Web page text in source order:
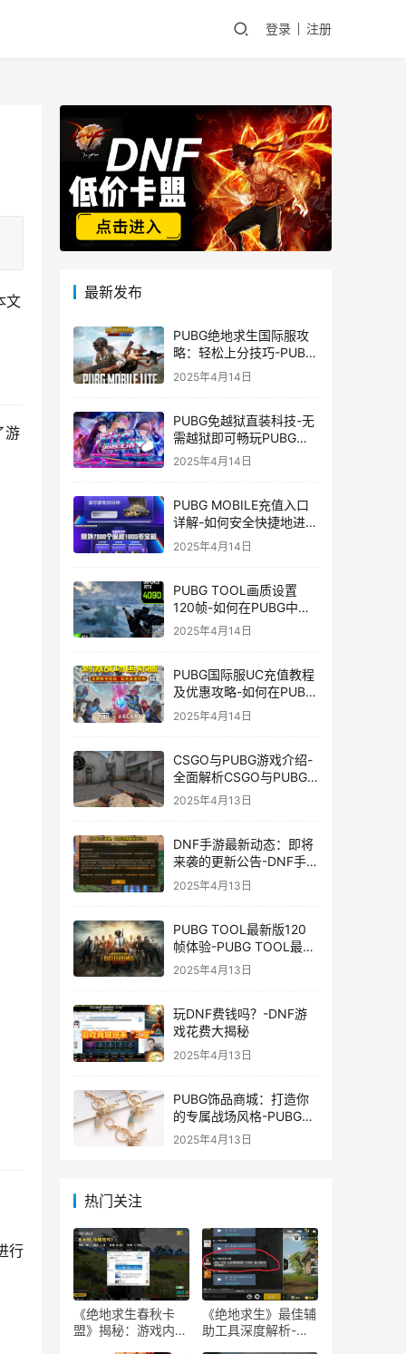
登录 注册
文
游
行
最新发布
PUBG绝地求生国际服攻
略：轻松上分技巧-PUBG
绝地求生国际服新手入门
2025年4月14日
PUBG免越狱直装科技-无
需越狱即可畅玩PUBG的
安装技巧
2025年4月14日
PUBG MOBILE充值入口
详解-如何安全快捷地进行
PUBG MOBILE充值
2025年4月14日
PUBG TOOL画质设置
120帧-如何在PUBG中使
用PUBG TOOL实现120
2025年4月14日
PUBG国际服UC充值教程
及优惠攻略-如何在PUBG
国际服中进行高效且安全
的UC充值
2025年4月14日
CSGO与PUBG游戏介绍-
全面解析CSGO与PUBG
这两款热门射击游戏
2025年4月13日
DNF手游最新动态：即将
来袭的更新公告-DNF手
游最新消息与更新时间表
2025年4月13日
PUBG TOOL最新版120
帧体验-PUBG TOOL最新
版120帧游戏体验优化
2025年4月13日
玩DNF费钱吗？-DNF游
戏花费大揭秘
2025年4月13日
PUBG饰品商城：打造你
的专属战场风格-PUBG游
戏内饰品购买指南
2025年4月13日
热门关注
《绝地求生春秋卡
盟》揭秘：游戏内外
《绝地求生》最佳辅
助工具深度解析-